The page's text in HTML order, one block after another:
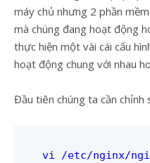
máy chủ nhưng 2 phần
mà chúng đang hoạt động
thực hiện một vài cái cấu
hoạt động chung với nhau
Đầu tiên chúng ta cần chỉnh
vi /etc/nginx/